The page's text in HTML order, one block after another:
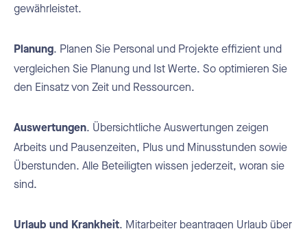
gewährleistet.
Planung. Planen Sie Personal und Projekte effizient und
vergleichen Sie Planung und Ist Werte. So optimieren Sie
den Einsatz von Zeit und Ressourcen.
Auswertungen. Übersichtliche Auswertungen zeigen
Arbeits und Pausenzeiten, Plus und Minusstunden sowie
Überstunden. Alle Beteiligten wissen jederzeit, woran sie
sind.
Urlaub und Krankheit. Mitarbeiter beantragen Urlaub über